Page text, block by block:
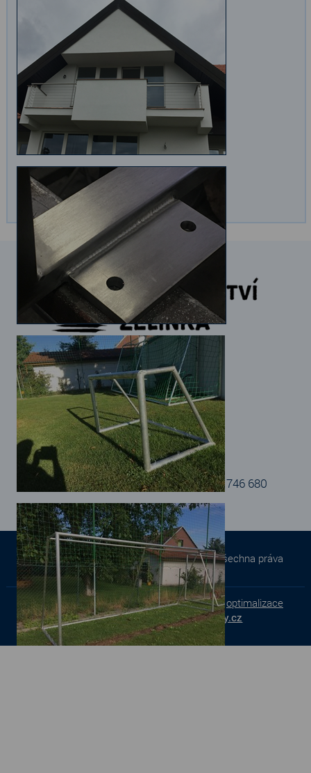
Adresa provozovny
Areál Fáblovka
Fáblovka 402
533 52
r-zelinka@volny.cz +420 723 746 680
© Z - Zámečnictví a výroba Zelinka 2026. Všechna práva
vyhrazena.
Tvorba e-shopu,tvorba webových stránekaoptimalizace
pro vyhledávače - www.webstranky.cz